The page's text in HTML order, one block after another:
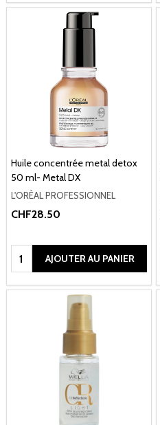
Huile concentrée metal detox
50 ml- Metal DX
L'ORÉAL PROFESSIONNEL
CHF28.50
Quantité:AJOUTER AU PANIER